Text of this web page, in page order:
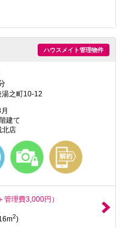
ハウスメイト管理物件
之町10-12
建て
北店
管理費3,000円）
2)